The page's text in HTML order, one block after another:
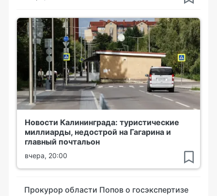
Новости Калининграда: туристические
миллиарды, недострой на Гагарина и
главный почтальон
вчера, 20:00
Прокурор области Попов о госэкспертизе